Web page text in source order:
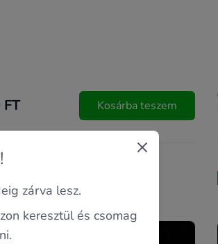
Kosárba teszem
zárva lesz.
keresztül és csomag